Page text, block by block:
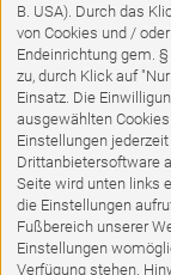
B. USA). Durch das
von Cookies und /
Endeinrichtung gem.
zu, durch Klick auf
Einsatz. Die
ausgewählten
Einstellungen
Drittanbietersoftware
Seite wird unten links
die Einstellungen
Fußbereich unserer
Einstellungen
Verfügung stehen.